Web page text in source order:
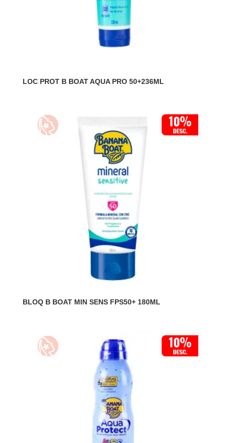
LOC PROT B BOAT AQUA PRO 50+236ML
BLOQ B BOAT MIN SENS FPS50+ 180ML